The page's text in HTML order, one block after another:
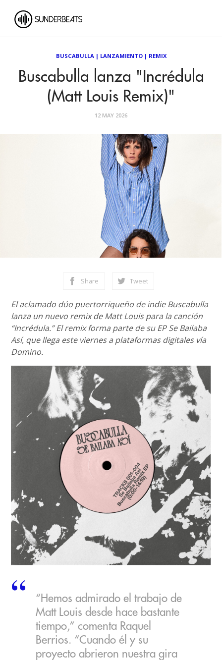
BUSCABULLA| LANZAMIENTO| REMIX
Buscabulla lanza "Incrédula
(Matt Louis Remix)"
12 MAY 2026
Share Tweet
El aclamado dúo puertorriqueño de indie Buscabulla
lanza un nuevo remix de Matt Louis para la canción
“Incrédula.” El remix forma parte de su EP Se Bailaba
Así, que llega este viernes a plataformas digitales vía
Domino.
“Hemos admirado el trabajo de
Matt Louis desde hace bastante
tiempo,” comenta Raquel
Berrios. “Cuando él y su
proyecto abrieron nuestra gira